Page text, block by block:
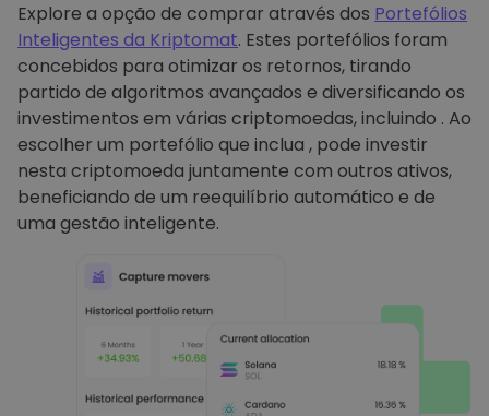
Explore a opção de comprar através dos Portefólios
Inteligentes da Kriptomat. Estes portefólios foram
concebidos para otimizar os retornos, tirando
partido de algoritmos avançados e diversificando os
investimentos em várias criptomoedas, incluindo . Ao
escolher um portefólio que inclua , pode investir
nesta criptomoeda juntamente com outros ativos,
beneficiando de um reequilíbrio automático e de
uma gestão inteligente.